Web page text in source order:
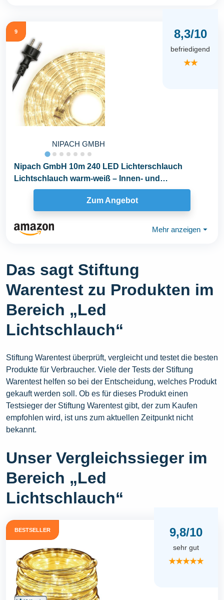
9
NIPACH GMBH
8,3/10
befriedigend
★★
Nipach GmbH 10m 240 LED Lichterschlauch
Lichtschlauch warm-weiß – Innen- und
Außenbereich...
Zum Angebot
Mehr anzeigen ⏷
Das sagt Stiftung
Warentest zu Produkten im
Bereich „Led
Lichtschlauch“
Stiftung Warentest überprüft, vergleicht und testet die besten
Produkte für Verbraucher. Viele der Tests der Stiftung
Warentest helfen so bei der Entscheidung, welches Produkt
gekauft werden soll. Ob es für dieses Produkt einen
Testsieger der Stiftung Warentest gibt, der zum Kaufen
empfohlen wird, ist uns zum aktuellen Zeitpunkt nicht
bekannt.
Unser Vergleichssieger im
Bereich „Led
Lichtschlauch“
BESTSELLER 9,8/10
sehr gut
★★★★★